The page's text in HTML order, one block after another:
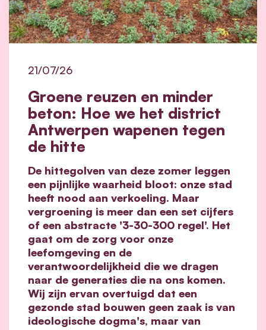
Groene reuzen en minder
beton: Hoe we het district
Antwerpen wapenen tegen
de hitte
21/07/26
De hittegolven van deze zomer leggen
een pijnlijke waarheid bloot: onze stad
heeft nood aan verkoeling. Maar
vergroening is meer dan een set cijfers
of een abstracte '3-30-300 regel'. Het
gaat om de zorg voor onze
leefomgeving en de
verantwoordelijkheid die we dragen
naar de generaties die na ons komen.
Wij zijn ervan overtuigd dat een
gezonde stad bouwen geen zaak is van
ideologische dogma's, maar van